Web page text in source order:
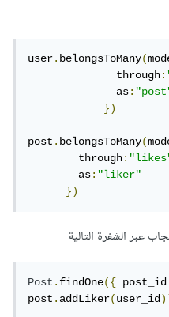
user.belongsToMany(
              through
:
              as
:
})
post.belongsToMany(
        through
:
        as
:"liker"
})
عبر الشفرة التالية
Post.findOne({
post.addLiker(user_id